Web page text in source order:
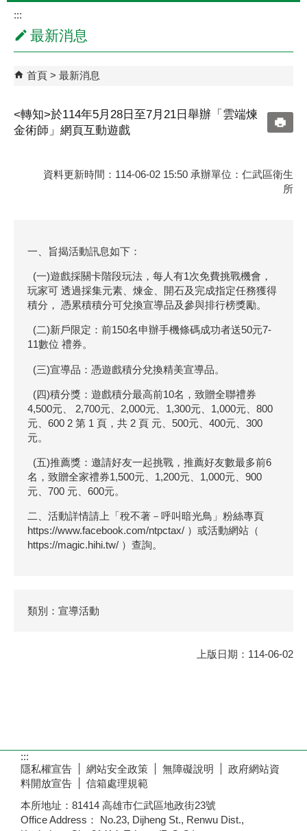
:::
最新消息
首頁 最新消息
<轉知>於114年5月28日至7月21日舉辦「雲端煉
金術師」網頁互動遊戲
資料更新時間：114-06-02 15:50 承辦單位：仁武區衛生
所
一、旨揭活動訊息如下：
(一)遊戲採關卡階段玩法，每人有1次免費挑戰機會，
玩家可 透過採集元素、煉金、開石及完成指定任務獲得
積分， 憑累積積分可兌換宣導品及參與排行榜獎勵。
(二)新戶限定：前150名申辦手機條碼成功者送50元7-
11數位 禮券。
(三)宣導品：憑遊戲積分兌換精美宣導品。
(四)積分獎：遊戲積分最高前10名，致贈全聯禮券
4,500元、 2,700元、2,000元、1,300元、1,000元、800
元、600 2 第 1 頁，共 2 頁 元、500元、400元、300
元。
(五)推薦獎：邀請好友一起挑戰，推薦好友數最多前6
名，致贈全家禮券1,500元、1,200元、1,000元、900
元、700 元、600元。
二、活動詳情請上「稅不著－呼叫暗光鳥」粉絲專頁
https://www.facebook.com/ntpctax/ ）或活動網站（
https://magic.hihi.tw/ ）查詢。
類別：宣導活動
上版日期：114-06-02
:::
隱私權宣告
網站安全政策 無障礙說明
政府網站資
料開放宣告
信箱處理規範
本所地址：81414 高雄市仁武區地政街23號
Office Address： No.23, Dijheng St., Renwu Dist.,